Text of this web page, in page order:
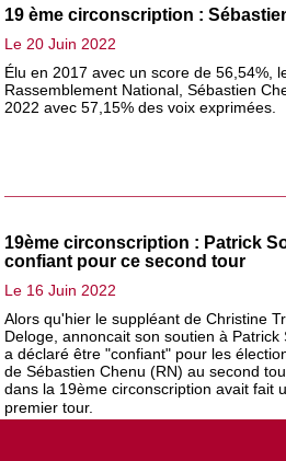
Volume
19 ème circonscription :
Le 20 Juin 2022
Élu en 2017 avec un score de 56,54%,
Rassemblement National, Sébastien
2022 avec 57,15% des voix exprimées.
19ème circonscription : Patrick
confiant pour ce second tour
Le 16 Juin 2022
Alors qu'hier le suppléant de Christine
Deloge, annoncait son soutien à
a déclaré être "confiant" pour les
de Sébastien Chenu (RN) au second
dans la 19ème circonscription avait fait
premier tour.